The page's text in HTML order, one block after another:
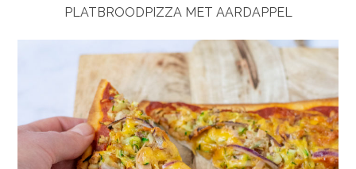
PLATBROODPIZZA MET AARDAPPEL